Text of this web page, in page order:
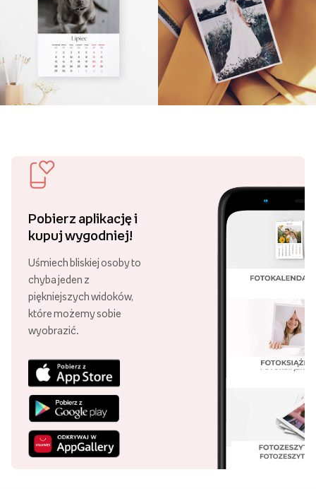
Pobierz aplikację i
kupuj wygodniej!
Uśmiech bliskiej osoby to
chyba jeden z
piękniejszych widoków,
które możemy sobie
wyobrazić.